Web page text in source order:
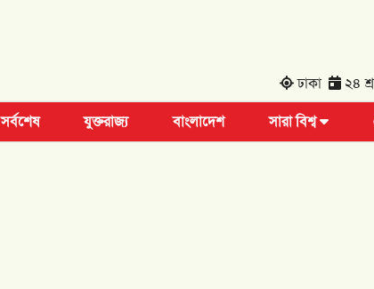
ঢাকা ২৪
সর্বশেষ যুক্তরাজ্য বাংলাদেশ সারা বিশ্ব